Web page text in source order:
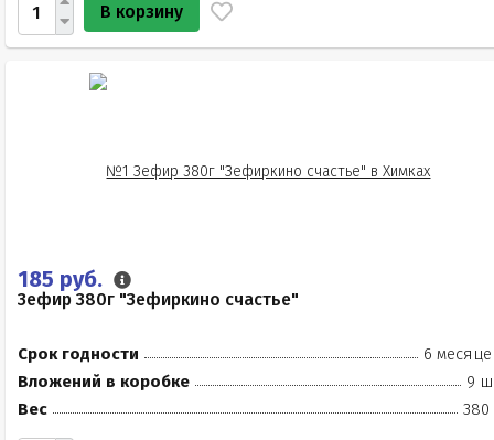
В корзину
185 руб.
Зефир 380г "Зефиркино счастье"
Срок годности
6
Вложений в коробке
9
Вес
380